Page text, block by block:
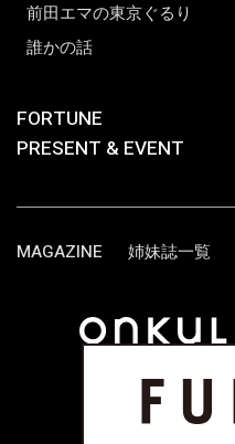
前田エマの東京ぐるり
誰かの話
FORTUNE
PRESENT & EVENT
MAGAZINE 姉妹誌一覧